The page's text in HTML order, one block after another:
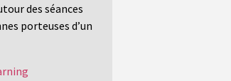
des séances
porteuses d’un